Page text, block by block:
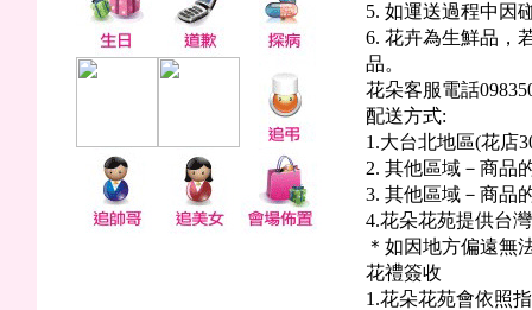
5. 如運送過程中因
6. 花卉為生鮮品，
品。
花朵客服電話
配送方式:
1.大台北地區(花店
2. 其他區域－商品
3. 其他區域－商品
4.花朵花苑提供台
＊如因地方偏遠無
花禮簽收
1.花朵花苑會依照